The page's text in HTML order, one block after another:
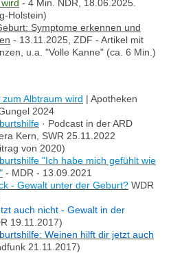
- 4 Min. NDR, 18.06.2025.
Holstein)
Symptome erkennen und
- 13.11.2025, ZDF - Artikel mit
u.a. "Volle Kanne" (ca. 6 Min.)
Albtraum wird | Apotheken
2024
· Podcast in der ARD
Kern, SWR 25.11.2022
von 2020)
"Ich habe mich gefühlt wie
- MDR - 13.09.2021
- Gewalt unter der Geburt? WDR
auch nicht - Gewalt in der
19.11.2017)
Weinen hilft dir jetzt auch
21.11.2017)